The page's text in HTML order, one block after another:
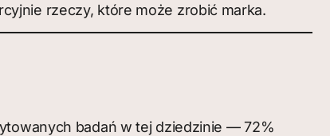
rzeczy, które może zrobić marka.
badań w tej dziedzinie — 72%